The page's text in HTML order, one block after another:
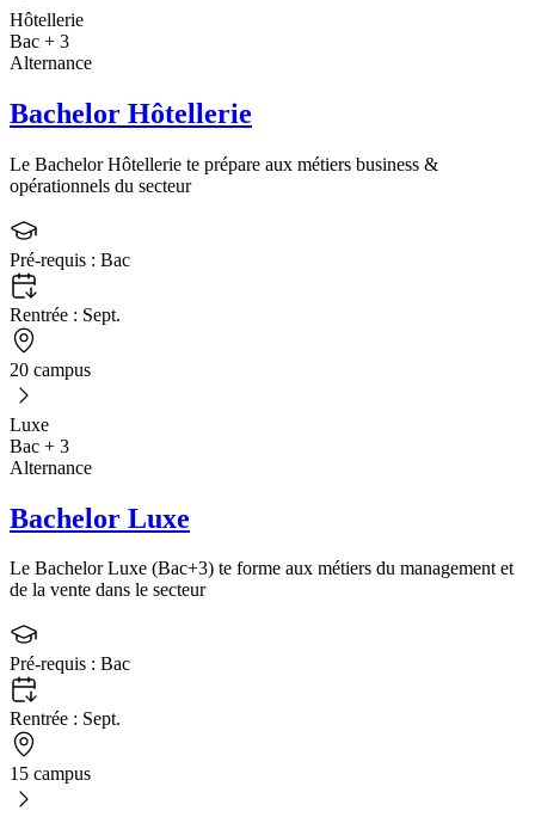
Hôtellerie
Bac + 3
Alternance
Bachelor Hôtellerie
Le Bachelor Hôtellerie te prépare aux métiers business &
opérationnels du secteur
Pré-requis : Bac
Rentrée : Sept.
20 campus
Luxe
Bac + 3
Alternance
Bachelor Luxe
Le Bachelor Luxe (Bac+3) te forme aux métiers du management et
de la vente dans le secteur
Pré-requis : Bac
Rentrée : Sept.
15 campus